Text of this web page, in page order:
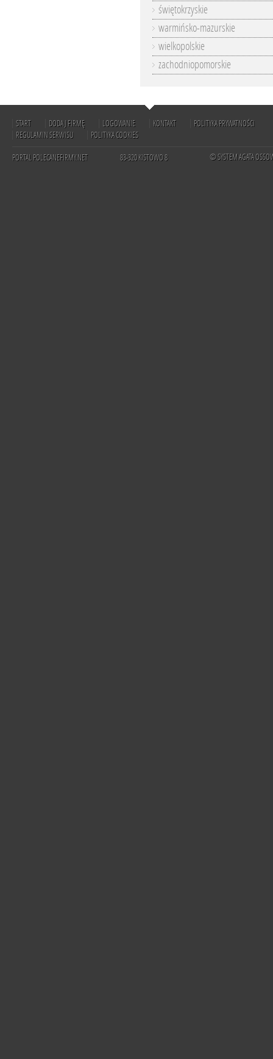
świętokrzyskie
warmińsko-mazurskie
wielkopolskie
zachodniopomorskie
START DODAJ FIRMĘ LOGOWANIE KONTAKT
POLITYKA PRYWATNOŚCI
REGULAMIN SERWISU
POLITYKA COOKIES
PORTAL POLECANEFIRMY.NET 83-320 KISTOWO 8 © SYSTEM AGATA